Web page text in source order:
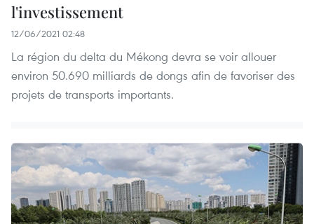
l'investissement
12/06/2021 02:48
La région du delta du Mékong devra se voir allouer
environ 50.690 milliards de dongs afin de favoriser des
projets de transports importants.